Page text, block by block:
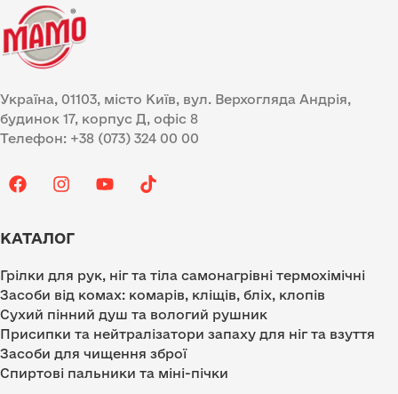
Україна, 01103, місто Київ, вул. Верхогляда Андрія,
будинок 17, корпус Д, офіс 8
Телефон: +38 (073) 324 00 00
КАТАЛОГ
Грілки для рук, ніг та тіла самонагрівні термохімічні
Засоби від комах: комарів, кліщів, бліх, клопів
Сухий пінний душ та вологий рушник
Присипки та нейтралізатори запаху для ніг та взуття
Засоби для чищення зброї
Спиртові пальники та міні-пічки